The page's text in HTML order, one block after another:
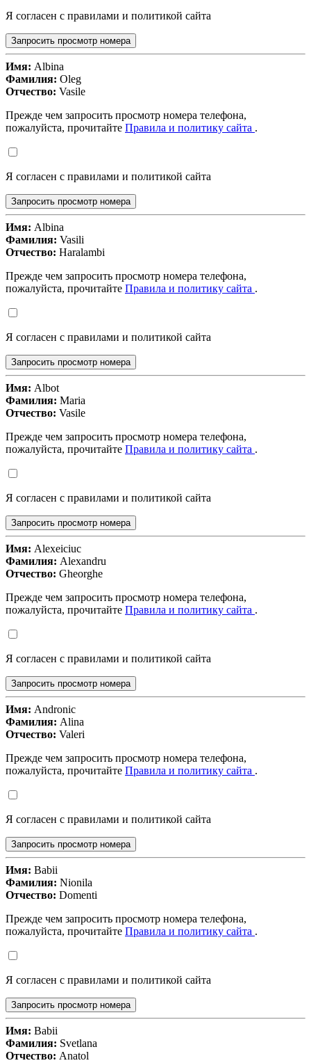
Я согласен с правилами и политикой сайта
Запросить просмотр номера
Имя: Albina
Фамилия: Oleg
Отчество: Vasile
Прежде чем запросить просмотр номера телефона,
пожалуйста, прочитайте Правила и политику сайта .
Я согласен с правилами и политикой сайта
Запросить просмотр номера
Имя: Albina
Фамилия: Vasili
Отчество: Haralambi
Прежде чем запросить просмотр номера телефона,
пожалуйста, прочитайте Правила и политику сайта .
Я согласен с правилами и политикой сайта
Запросить просмотр номера
Имя: Albot
Фамилия: Maria
Отчество: Vasile
Прежде чем запросить просмотр номера телефона,
пожалуйста, прочитайте Правила и политику сайта .
Я согласен с правилами и политикой сайта
Запросить просмотр номера
Имя: Alexeiciuc
Фамилия: Alexandru
Отчество: Gheorghe
Прежде чем запросить просмотр номера телефона,
пожалуйста, прочитайте Правила и политику сайта .
Я согласен с правилами и политикой сайта
Запросить просмотр номера
Имя: Andronic
Фамилия: Alina
Отчество: Valeri
Прежде чем запросить просмотр номера телефона,
пожалуйста, прочитайте Правила и политику сайта .
Я согласен с правилами и политикой сайта
Запросить просмотр номера
Имя: Babii
Фамилия: Nionila
Отчество: Domenti
Прежде чем запросить просмотр номера телефона,
пожалуйста, прочитайте Правила и политику сайта .
Я согласен с правилами и политикой сайта
Запросить просмотр номера
Имя: Babii
Фамилия: Svetlana
Отчество: Anatol